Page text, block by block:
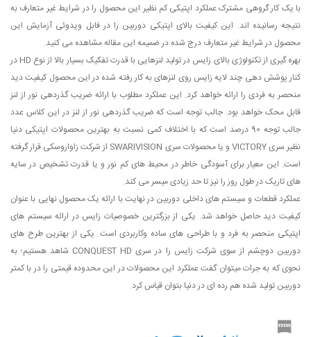
با یک کار گروهی مشترک عملکرد اپتیکی کم نظیر این محصول را در شرایط غیر متعارف به
نتیجه رسانیده اند. این کیفیت بالای اپتیکی دوربین را در فابل ویدوئی آزمایش این
محصول در شرایط غیر متعارف درج شده در ضمیمه این مقاله مشاهده می کنید.
بهره گیری از تکنولوژی بالای زایس در تولید لنزهایی با قدرت تفکیک بسیار بالا از نوع HD در
کنار پوشش دهی چند لایه زایس روی لنزهای به کار رفته شده در این محصول کیفیت دید
منحصر به فردی را ارائه خواهد کرد. این عملکرد مطلوب با ارائه ضریب گذردهی نور از لنز
قابل محک خواهد بود. جالب توجه است که ضریب گذردهی نور از لنز در این کلاس عدد
جالب توجه 90 درصد است که با اختلاف کمی نسبت به بهترین محصولات اپتیکی دنیا
نظیر سری VICTORY و یا محصولات سری SWARIVISION از شرکت زاواروسکی قرار گرفته
است. این معیار برای آسودگی خاطر در محیط های کم نور و یا قدرت تشخیص در سایه
های تاریک در طول روز را نیز تا حد زیادی میسر می کند.
عملکرد قطعات و سیستم های داخلی دوربین در نهایت با ارائه یک محصول نهایی با عنوان
کیفیت دید حاصل خواهد شد. یکی از بزرگترین خصوصیات زایس در ارائه سیستم های
اپتیکی منحصر به فرد و با طراحی های ساده وکاربردی است. یکی از بهترین طرح های
دوربین دوچشم از سوی شرکت زایس را در سری CONQUEST HD شاهد هستیم؛ به
نحوی که به جرات میتوان گفت عملکرد این محصولات در این محدوده قیمتی را در با کمتر
دوربین تولید شده هم رده ای در دنیا بتوان قیاس کرد.